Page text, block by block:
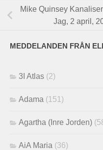
Mike Quinsey
Jag, 2 april,
MEDDELANDEN FRÅN
3I Atlas (2)
Adama (151)
Agartha (Inre Jorden)
AiA Maria (36)